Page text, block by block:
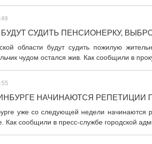
БУДУТ СУДИТЬ ПЕНСИОНЕРКУ,
области будут судить пожилую
чудом остался жив. Как сообщили в
НАЧИНАЮТСЯ РЕПЕТИЦИИ
уже со следующей недели начинаются
Как сообщили в пресс-службе городской